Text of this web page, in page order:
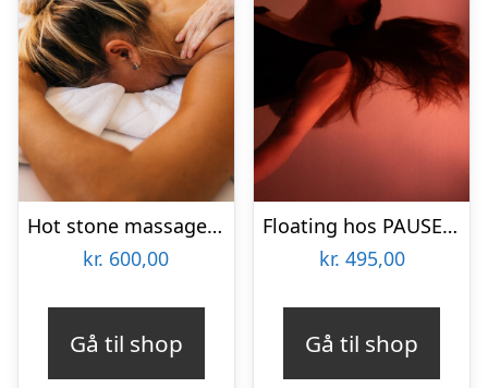
Hot stone massage hos Ermans Massage
kr. 600,00
Gå til shop
Floating hos PAUSE recovery studio
kr. 495,00
Gå til shop